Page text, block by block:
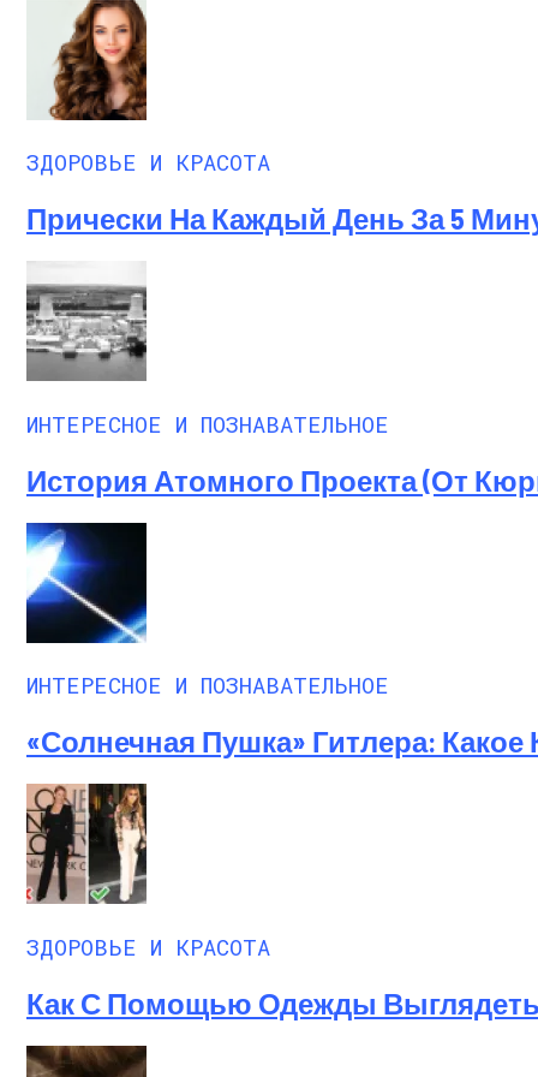
ЗДОРОВЬЕ И КРАСОТА
Прически На Каждый День За 5
ИНТЕРЕСНОЕ И ПОЗНАВАТЕЛЬНОЕ
История Атомного Проекта (от
ИНТЕРЕСНОЕ И ПОЗНАВАТЕЛЬНОЕ
«Солнечная Пушка» Гитлера:
ЗДОРОВЬЕ И КРАСОТА
Как С Помощью Одежды